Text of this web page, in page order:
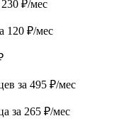
230 ₽/мес
120 ₽/мес
за 495 ₽/мес
за 265 ₽/мес